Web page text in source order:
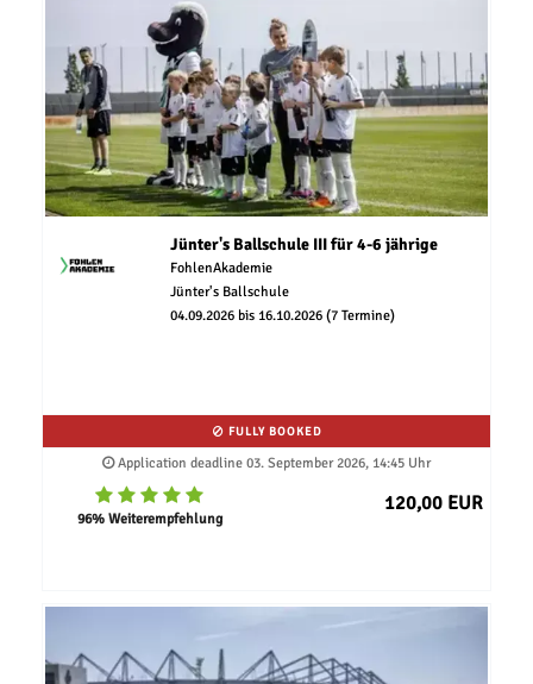
Jünter's Ballschule III für 4-6 jährige
FohlenAkademie
Jünter's Ballschule
04.09.2026 bis 16.10.2026 (7 Termine)
FULLY BOOKED
Application deadline 03. September 2026, 14:45 Uhr
96% Weiterempfehlung
120,00 EUR